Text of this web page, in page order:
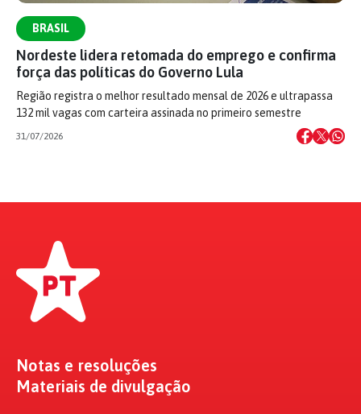
BRASIL
Nordeste lidera retomada do emprego e confirma
força das políticas do Governo Lula
Região registra o melhor resultado mensal de 2026 e ultrapassa
132 mil vagas com carteira assinada no primeiro semestre
31/07/2026
Notas e resoluções
Materiais de divulgação